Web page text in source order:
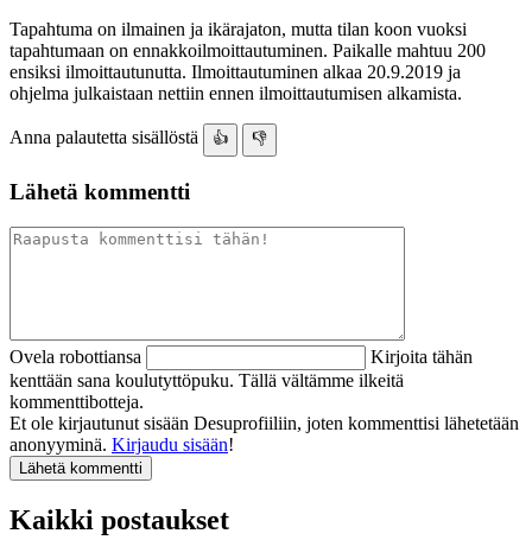
Tapahtuma on ilmainen ja ikärajaton, mutta tilan koon vuoksi
tapahtumaan on ennakkoilmoittautuminen. Paikalle mahtuu 200
ensiksi ilmoittautunutta. Ilmoittautuminen alkaa 20.9.2019 ja
ohjelma julkaistaan nettiin ennen ilmoittautumisen alkamista.
Anna palautetta sisällöstä 👍 👎
Lähetä kommentti
Ovela robottiansa
Kirjoita tähän
kenttään sana koulutyttöpuku. Tällä vältämme ilkeitä
kommenttibotteja.
Et ole kirjautunut sisään Desuprofiiliin, joten kommenttisi lähetetään
anonyyminä. Kirjaudu sisään!
Kaikki postaukset